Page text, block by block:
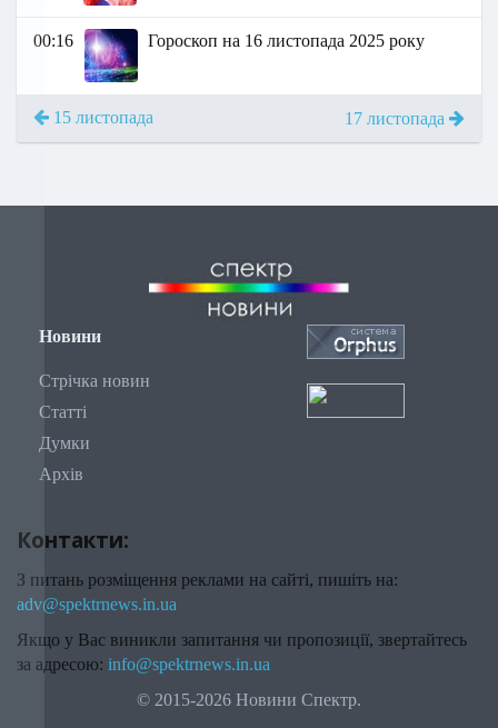
00:16 Гороскоп на 16 листопада 2025 року
15 листопада 17 листопада
Новини
Стрічка новин
Статті
Думки
Архів
Контакти:
З питань розміщення реклами на сайті, пишіть на:
adv@spektrnews.in.ua
Якщо у Вас виникли запитання чи пропозиції, звертайтесь
за адресою: info@spektrnews.in.ua
© 2015-2026 Новини Спектр.